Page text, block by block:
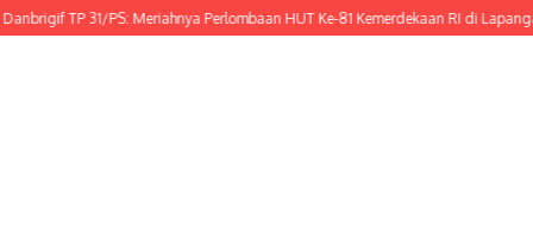
TP 31/PS: Meriahnya Perlombaan HUT Ke-81 Kemerdekaan RI di Lapangan